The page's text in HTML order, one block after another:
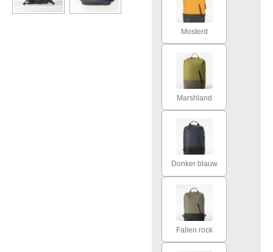
Mosterd
Marshland
Donker blauw
Fallen rock